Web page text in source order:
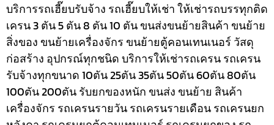
บริการรถเฮี๊ยบรับจ้าง รถเฮี๊ยบให้เช่า ให้เช่ารถบรรทุกติด
เครน 3 ตัน 5 ตัน 8 ตัน 10 ตัน ขนส่งขนย้ายสินค้า ขนย้าย
สิ่งของ ขนย้ายเครื่องจักร ขนย้ายตู้คอนเทนเนอร์ วัสดุ
ก่อสร้าง อุปกรณ์ทุกชนิดบริการให้เช่ารถเครน รถเครน
รับจ้างทุกขนาด 10ตัน 25ตัน 35ตัน 50ตัน 60ตัน 80ตัน
100ตัน 200ตัน รับยกของหนัก ขนส่ง ขนย้าย สินค้า
เครื่องจักร รถเครนรายวัน รถเครนรายเดือน รถเครนยก